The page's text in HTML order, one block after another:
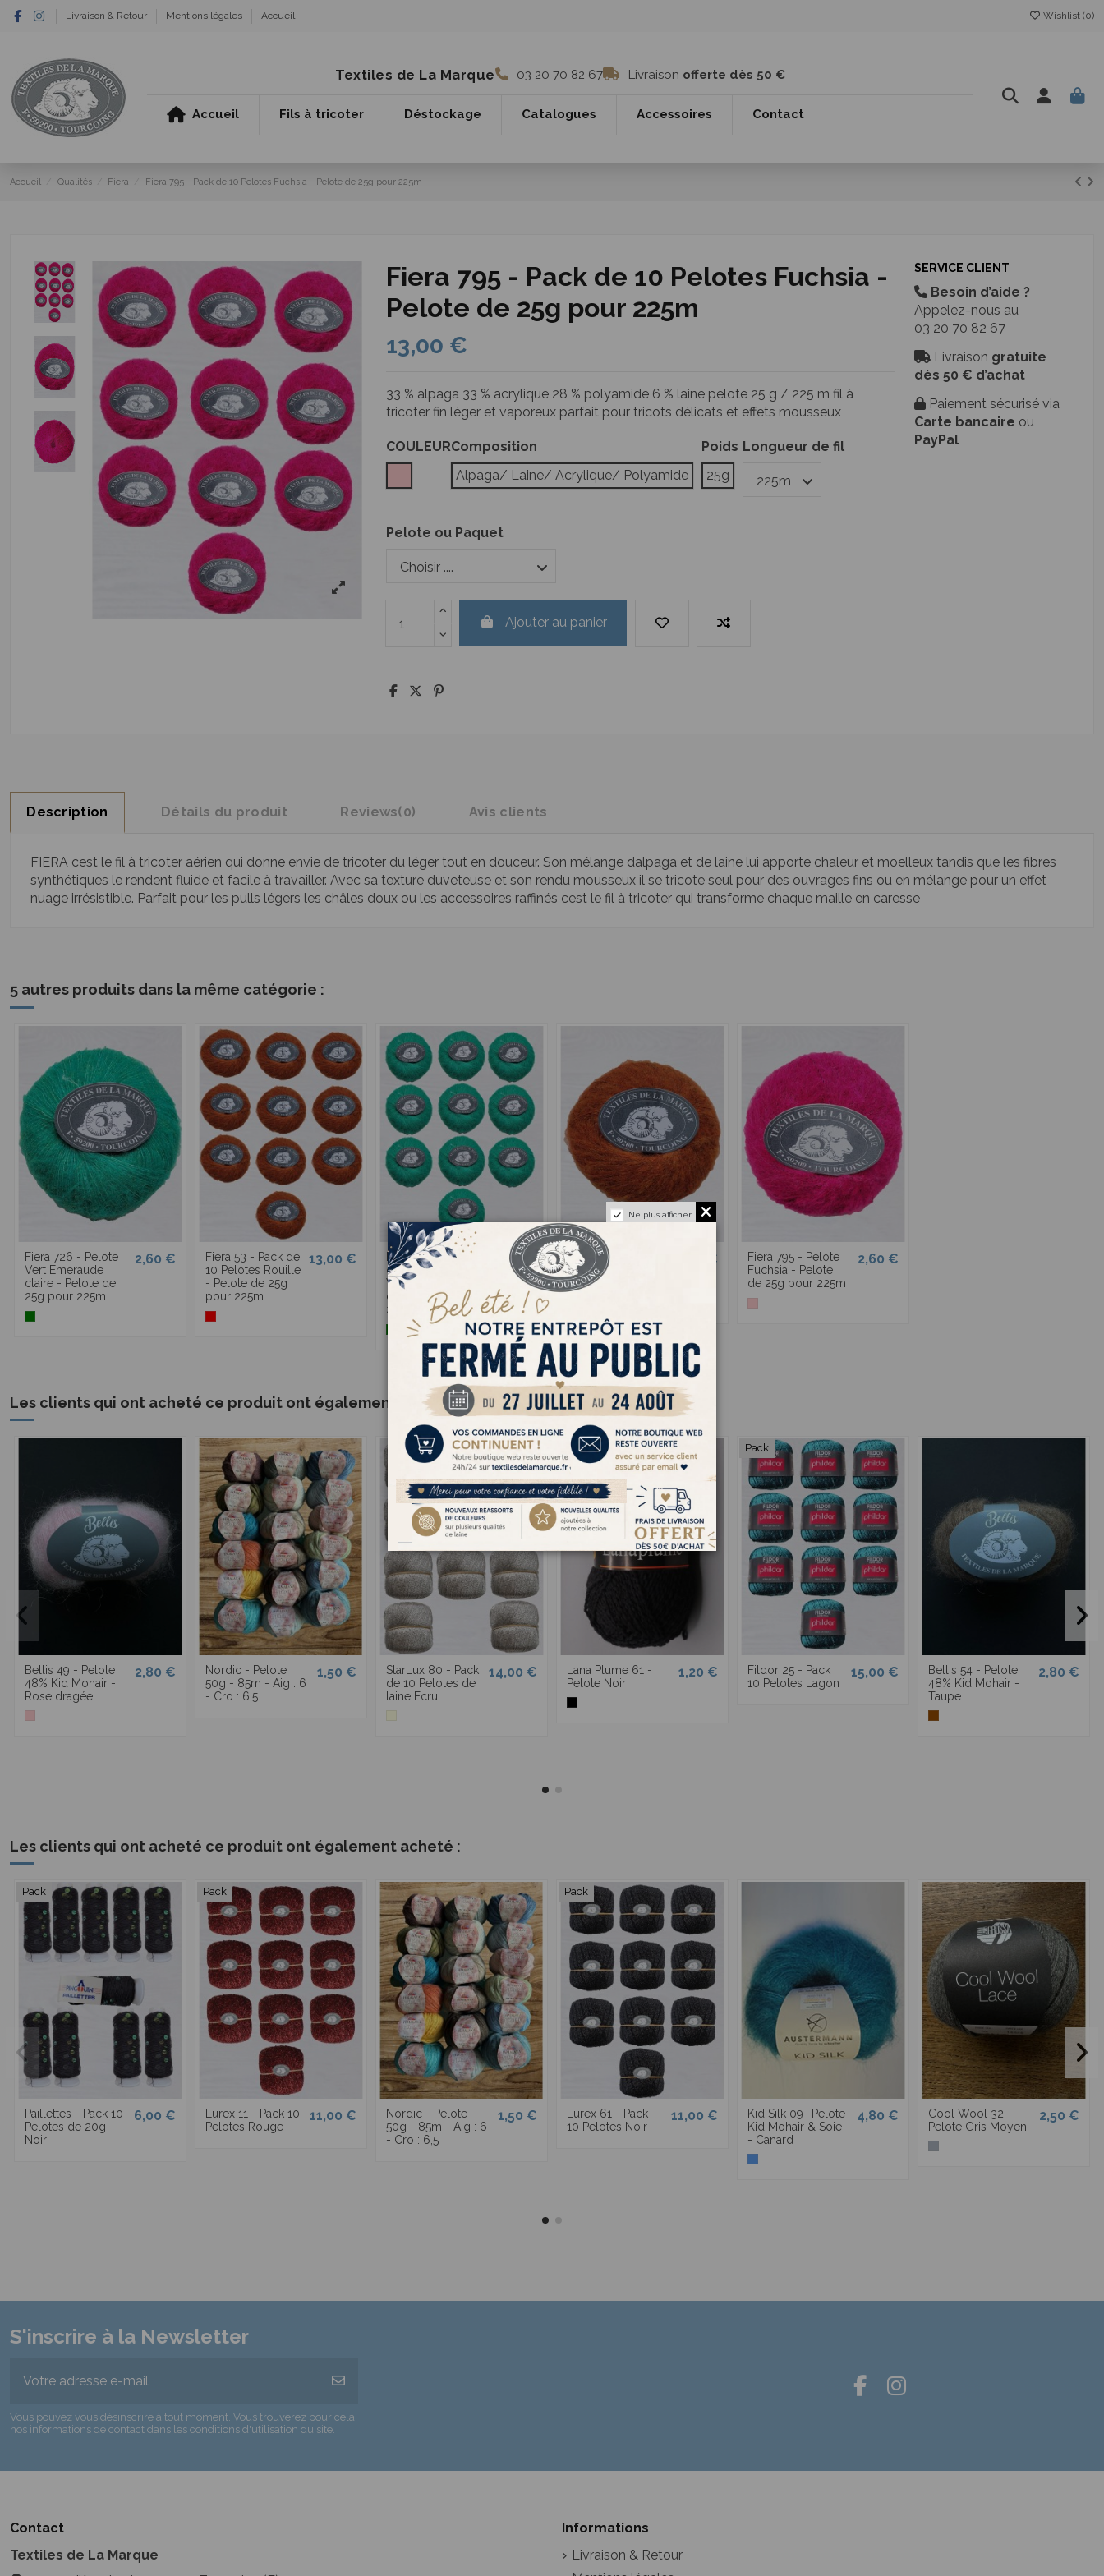
Livraison & Retour Mentions légales Accueil Wishlist (0)
Textiles de La Marque 03 20 70 82 67 Livraison offerte dès 50 €
Accueil Fils à tricoter Déstockage Catalogues Accessoires Contact
Accueil Qualités Fiera Fiera 795 - Pack de 10 Pelotes Fuchsia - Pelote de 25g pour 225m
Fiera 795 - Pack de 10 Pelotes Fuchsia -
Pelote de 25g pour 225m
13,00 €
33 % alpaga 33 % acrylique 28 % polyamide 6 % laine pelote 25 g / 225 m fil à
tricoter fin léger et vaporeux parfait pour tricots délicats et effets mousseux
COULEURComposition
Alpaga/ Laine/ Acrylique/ Polyamide
Poids
25g
Longueur de fil
Pelote ou Paquet
Ajouter au panier
SERVICE CLIENT
Besoin d’aide ?
Appelez-nous au
03 20 70 82 67
Livraison gratuite
dès 50 € d’achat
Paiement sécurisé via
Carte bancaire ou
PayPal
Description Détails du produit Reviews(0) Avis clients
FIERA cest le fil à tricoter aérien qui donne envie de tricoter du léger tout en douceur. Son mélange dalpaga et de laine lui apporte chaleur et moelleux tandis que les fibres
synthétiques le rendent fluide et facile à travailler. Avec sa texture duveteuse et son rendu mousseux il se tricote seul pour des ouvrages fins ou en mélange pour un effet
nuage irrésistible. Parfait pour les pulls légers les châles doux ou les accessoires raffinés cest le fil à tricoter qui transforme chaque maille en caresse
5 autres produits dans la même catégorie :
Fiera 726 - Pelote
Vert Emeraude
claire - Pelote de
25g pour 225m
2,60 €
Fiera 53 - Pack de
10 Pelotes Rouille
- Pelote de 25g
pour 225m
13,00 €
Fiera 726 - Pack
de 10 Pelotes
Vert Emeraude
claire - Pelote de
25g pour 225m
13,00 €
Fiera 53 - Pelote
Rouille - Pelote de
25g pour 225m
2,60 €
Fiera 795 - Pelote
Fuchsia - Pelote
de 25g pour 225m
2,60 €
Les clients qui ont acheté ce produit ont également acheté :
Bellis 49 - Pelote
48% Kid Mohair -
Rose dragée
2,80 €
Nordic - Pelote
50g - 85m - Aig : 6
- Cro : 6,5
1,50 €
StarLux 80 - Pack
de 10 Pelotes de
laine Ecru
14,00 €
Lana Plume 61 -
Pelote Noir
1,20 €
Pack
Fildor 25 - Pack
10 Pelotes Lagon
15,00 €
Bellis 54 - Pelote
48% Kid Mohair -
Taupe
2,80 €
Les clients qui ont acheté ce produit ont également acheté :
Pack
Paillettes - Pack 10
Pelotes de 20g
Noir
6,00 €
Pack
Lurex 11 - Pack 10
Pelotes Rouge
11,00 €
Nordic - Pelote
50g - 85m - Aig : 6
- Cro : 6,5
1,50 €
Pack
Lurex 61 - Pack
10 Pelotes Noir
11,00 €
Kid Silk 09- Pelote
Kid Mohair & Soie
- Canard
4,80 €
Cool Wool 32 -
Pelote Gris Moyen
2,50 €
S'inscrire à la Newsletter
Vous pouvez vous désinscrire à tout moment. Vous trouverez pour cela
nos informations de contact dans les conditions d'utilisation du site.
Contact
Textiles de La Marque
Informations
Livraison & Retour
Ne plus afficher